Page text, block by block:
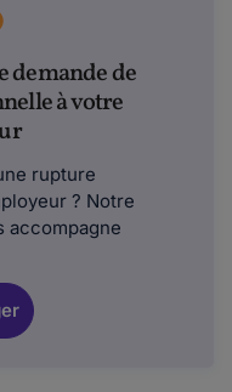
demande de
à votre
rupture
? Notre
accompagne